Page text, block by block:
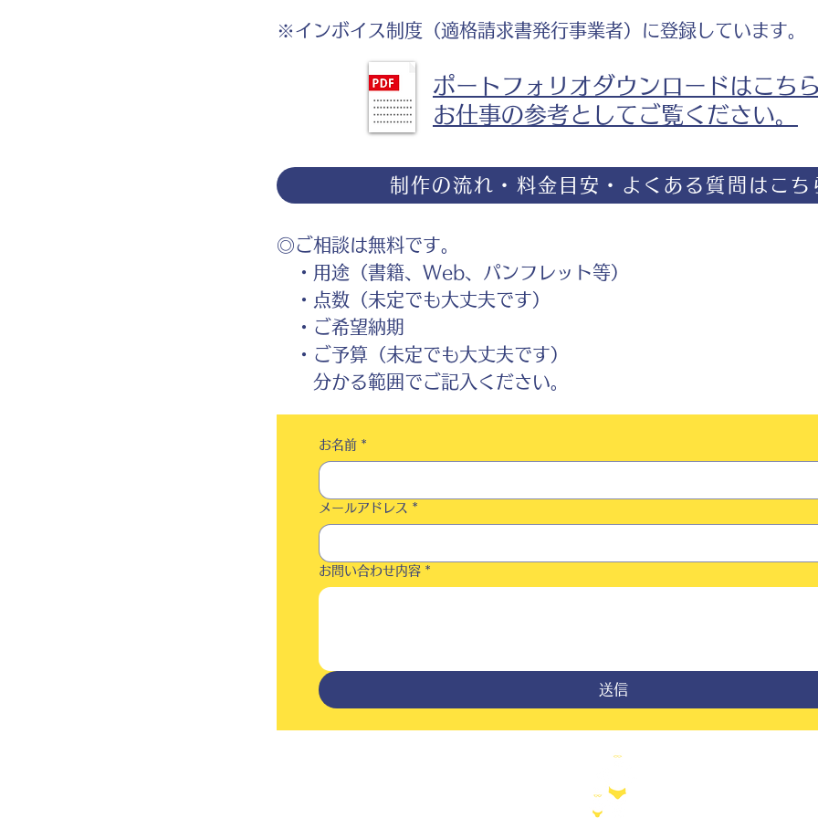
※インボイス制度（適格請求書発行事業者）に登録しています。
ポートフォリオダウンロードはこち
お仕事の参考としてご覧ください。
制作の流れ・料金目安・よくある質問はこち
◎ご相談は無料です。
・用途（書籍、Web、パンフレット等）
・点数（未定でも大丈夫です）
・ご希望納期
・ご予算（未定でも大丈夫です）
分かる範囲でご記入ください。
お名前 *
メールアドレス *
お問い合わせ内容 *
送信